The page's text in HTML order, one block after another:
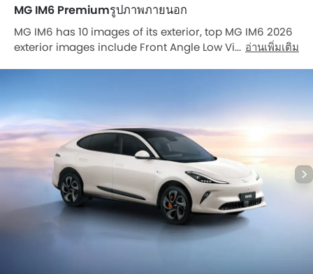
ระบบปัดน้ำฝนอัตโนมัติ
สปอยเลอร์หลัง
ระบบไล่ฝ้ากระจกหลัง
ที่รองศีรษะผู้โดยสารตอนหลัง
ที่พักแขนตรงกลางเบาะหลัง
ระบบสั่งการด้วยเสียง
เข็มขัดนิรภัยสำหรับผู้โดยสารตอนหลัง
กระจกมองข้างพร้อมไฟเลี้ยวในตัว
กระจกไฟฟ้าประตูหลัง
ไฟตัดหมอกหน้า
เบาะนั่งผู้โดยสารด้านหลังสามารถพับได้
MG IM6 Premiumรูปภาพภายนอก
MG IM6 has 10 images of its exterior, top MG IM6 2026
exterior images include Front Angle Low View, Front
อ่านเพิ่มเติม